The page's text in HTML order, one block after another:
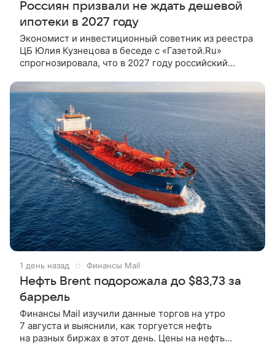
Россиян призвали не ждать дешевой
ипотеки в 2027 году
Экономист и инвестиционный советник из реестра
ЦБ Юлия Кузнецова в беседе с «Газетой.Ru»
спрогнозировала, что в 2027 году российский
1 день назад Финансы Mail
Нефть Brent подорожала до $83,73 за
баррель
Финансы Mail изучили данные торгов на утро
7 августа и выяснили, как торгуется нефть
на разных биржах в этот день. Цены на нефть